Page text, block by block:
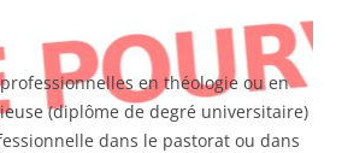
en théologie ou en
(diplôme de degré universitaire)
dans le pastorat ou dans